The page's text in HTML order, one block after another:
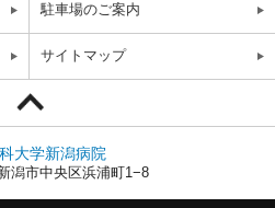
駐車場のご案内
サイトマップ
大学新潟病院
潟市中央区浜浦町1−8